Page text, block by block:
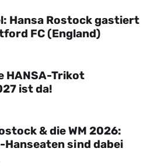
Hansa Rostock gastiert
FC (England)
HANSA-Trikot
ist da!
& die WM 2026:
Hanseaten sind dabei